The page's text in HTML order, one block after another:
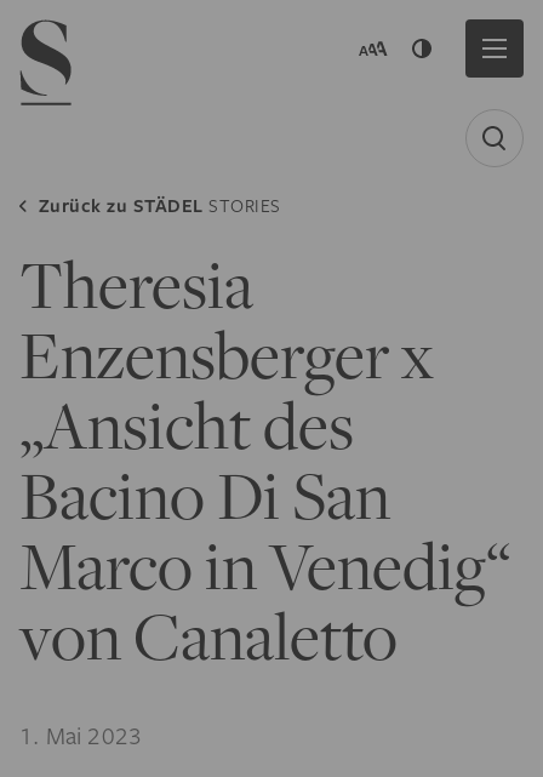
Navigation menu
Zurück zu STÄDEL STORIES
Theresia
Enzensberger x
„Ansicht des
Bacino Di San
Marco in Venedig“
von Canaletto
1. Mai 2023